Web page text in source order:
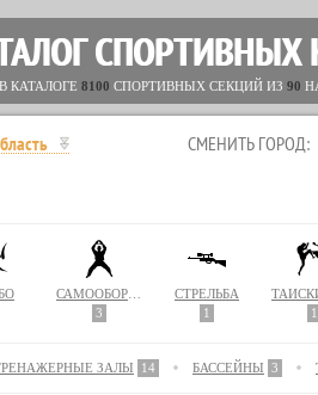
КАТАЛОГЕ 8100 СПОРТИВНЫХ СЕКЦИЙ ИЗ 90
СМЕНИТЬ ГОРОД:
3
СТРЕЛЬБА
1
1
ЗАЛЫ 14 БАССЕЙНЫ 3